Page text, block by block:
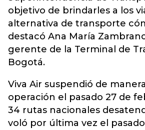
objetivo de brindarles a los
alternativa de transporte
destacó Ana María
gerente de la Terminal de
Bogotá.
Viva Air suspendió de
operación el pasado 27 de
34 rutas nacionales
voló por última vez el